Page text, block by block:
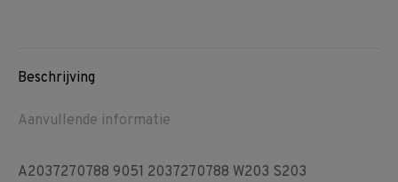
Beschrijving
Aanvullende informatie
A2037270788 9051 2037270788 W203 S203